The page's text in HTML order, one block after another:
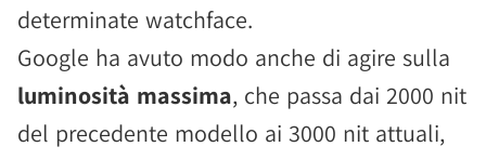
determinate watchface.
Google ha avuto modo anche di agire sulla
luminosità massima, che passa dai 2000 nit
del precedente modello ai 3000 nit attuali,